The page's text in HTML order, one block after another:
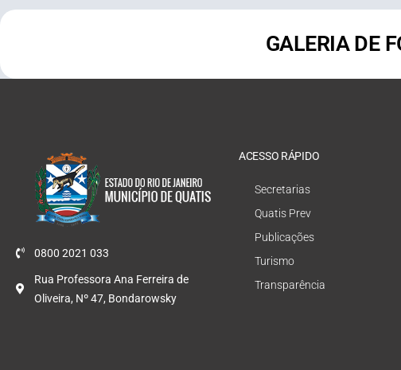
GALERIA DE
0800 2021 033
Rua Professora Ana Ferreira de
Oliveira, Nº 47, Bondarowsky
ACESSO RÁPIDO
Secretarias
Quatis Prev
Publicações
Turismo
Transparência